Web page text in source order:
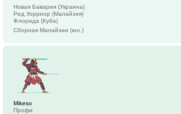
Новая Бавария (Украина)
Ред Уорриор (Малайзия)
Флорида (Куба)
Сборная Малайзии (юн.)
Mikeso
Профи